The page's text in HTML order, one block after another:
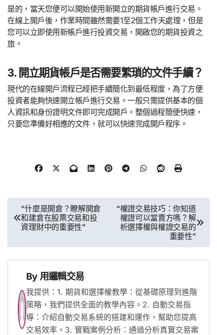
是的，當天您便可以開始使用新開立的期貨帳戶進行交易。
在線上開戶後，作業時間雖然需要1至2個工作天處理，但是
您可以立即使用新帳戶進行投資交易，開啟您的期貨投資之
旅。
3. 開立期貨帳戶是否需要繁瑣的文件手續？
現代的在線開戶流程已經把手續簡化到最低程度，為了方便
投資者能夠快速開立帳戶進行交易。一般只需提供基本的個
人資訊和身份證明文件即可完成開戶。整個過程簡便快速，
只要您準備好相應的文件，就可以快速完成開戶程序。
章
覽
“什麼是開倉？瞭解開倉
和建倉在股票交易和投
資理財中的重要性”
“權證交易技巧：你知道
權證可以當賣方嗎？解
析選擇權與權證交易的
重要性”
By 用邏輯交易
我提供：1. 期貨和選擇權教學：從基礎原理到進階
策略，我們提供全面的教學內容。2. 自動交易指
導：介紹自動交易系統的搭建和運作，幫助您提高
交易效率。3. 實戰案例分析：通過分析真實交易案